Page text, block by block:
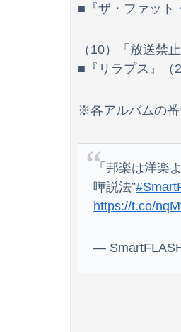
■『ザ・ファット
（10）「放送禁
■『リラプス』
※各アルバムの
「邦楽は洋楽
嘩説法”
https://t.co/
—